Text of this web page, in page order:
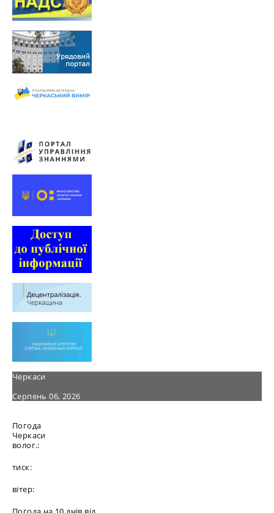
Черкаси
Серпень 06, 2026
Погода
Черкаси
волог.:
тиск:
вітер: